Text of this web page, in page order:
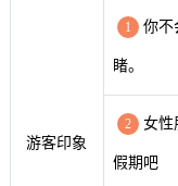
游客印象
1 你不
睹。
2 女性
假期吧